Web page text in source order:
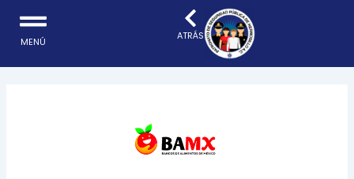
contenido
ATRÁS
MENÚ